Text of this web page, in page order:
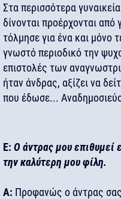
Στα περισσότερα
δίνονται προέρχονται από
τόλμησε για ένα και μόνο
γνωστό περιοδικό την
επιστολές των
ήταν άνδρας, αξίζει να
που έδωσε...
Ε: Ο άντρας μου επιθυμεί
την καλύτερη μου φίλη.
Α: Προφανώς ο άντρας